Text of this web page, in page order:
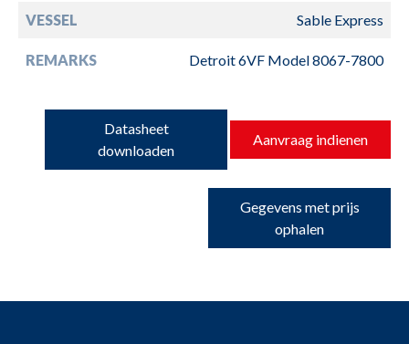
VESSEL Sable Express
REMARKS Detroit 6VF Model 8067-7800
Datasheet
downloaden
Aanvraag indienen
Gegevens met prijs
ophalen